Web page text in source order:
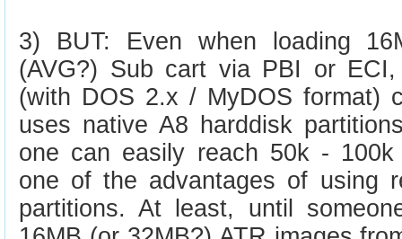
3) BUT: Even when loading
(AVG?) Sub cart via PBI or
(with DOS 2.x / MyDOS format)
uses native A8 harddisk
one can easily reach 50k -
one of the advantages of using
partitions. At least, until